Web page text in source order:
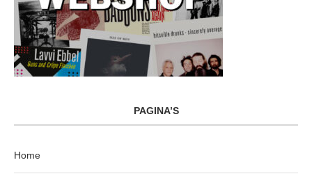
PAGINA’S
Home